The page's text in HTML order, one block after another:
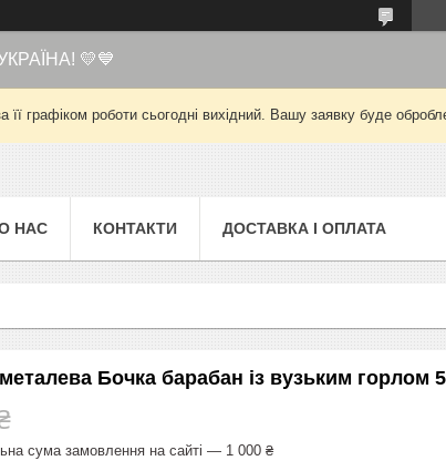
💛💙
графіком роботи сьогодні вихідний. Вашу заявку буде
НАС КОНТАКТИ ДОСТАВКА І ОПЛАТА
Бочка барабан із вузьким горлом
сума замовлення на сайті — 1 000 ₴